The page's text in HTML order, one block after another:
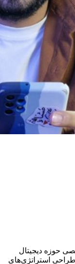
حوزه دیجیتال
استراتژی‌های